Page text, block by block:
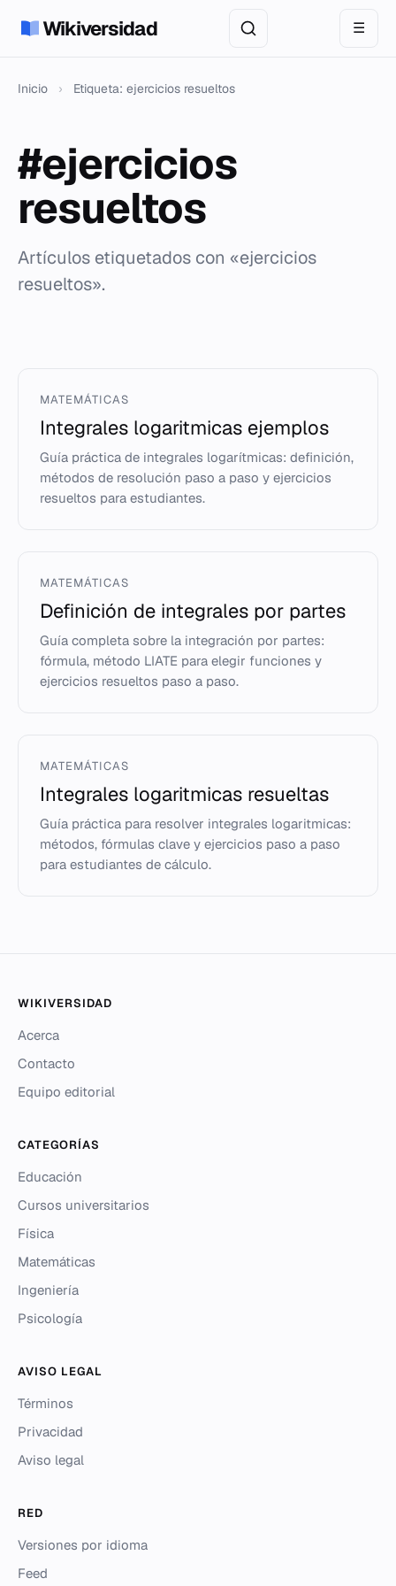
Wikiversidad ☰
Inicio › Etiqueta: ejercicios resueltos
#ejercicios
resueltos
Artículos etiquetados con «ejercicios
resueltos».
MATEMÁTICAS
Integrales logaritmicas ejemplos
Guía práctica de integrales logarítmicas: definición,
métodos de resolución paso a paso y ejercicios
resueltos para estudiantes.
MATEMÁTICAS
Definición de integrales por partes
Guía completa sobre la integración por partes:
fórmula, método LIATE para elegir funciones y
ejercicios resueltos paso a paso.
MATEMÁTICAS
Integrales logaritmicas resueltas
Guía práctica para resolver integrales logaritmicas:
métodos, fórmulas clave y ejercicios paso a paso
para estudiantes de cálculo.
WIKIVERSIDAD
Acerca
Contacto
Equipo editorial
CATEGORÍAS
Educación
Cursos universitarios
Física
Matemáticas
Ingeniería
Psicología
AVISO LEGAL
Términos
Privacidad
Aviso legal
RED
Versiones por idioma
Feed